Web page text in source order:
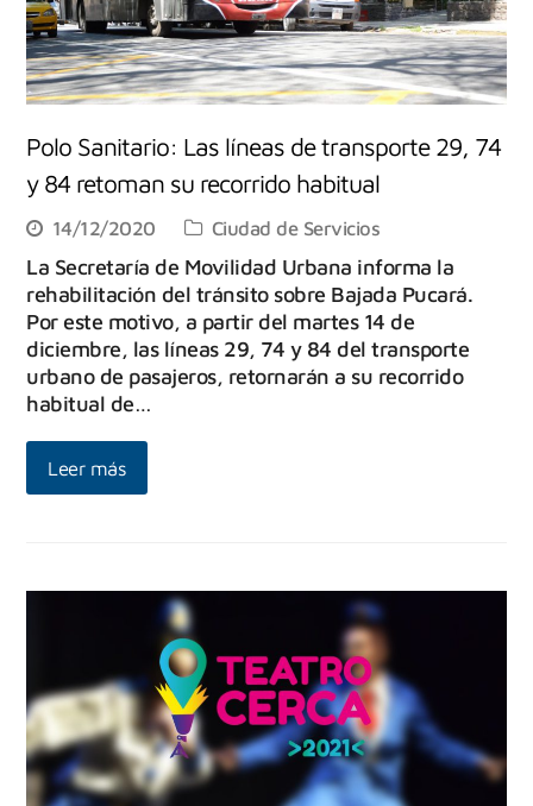
Polo Sanitario: Las líneas de transporte 29, 74
y 84 retoman su recorrido habitual
14/12/2020 Ciudad de Servicios
La Secretaría de Movilidad Urbana informa la
rehabilitación del tránsito sobre Bajada Pucará.
Por este motivo, a partir del martes 14 de
diciembre, las líneas 29, 74 y 84 del transporte
urbano de pasajeros, retornarán a su recorrido
habitual de…
Leer más